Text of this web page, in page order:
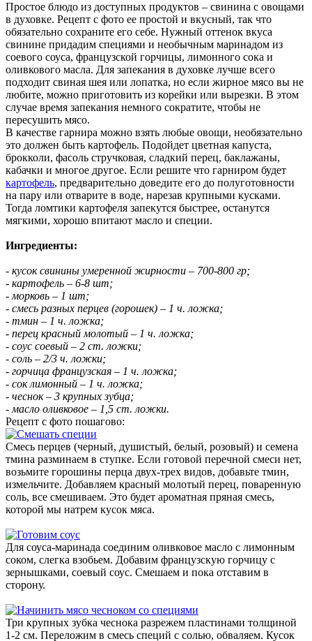
Простое блюдо из доступных продуктов – свинина с овощами
в духовке. Рецепт с фото ее простой и вкусный, так что
обязательно сохраните его себе. Нужный оттенок вкуса
свинине придадим специями и необычным маринадом из
соевого соуса, французской горчицы, лимонного сока и
оливкового масла. Для запекания в духовке лучше всего
подходит свиная шея или лопатка, но если жирное мясо вы не
любите, можно приготовить из корейки или вырезки. В этом
случае время запекания немного сократите, чтобы не
пересушить мясо.
В качестве гарнира можно взять любые овощи, необязательно
это должен быть картофель. Подойдет цветная капуста,
брокколи, фасоль стручковая, сладкий перец, баклажаны,
кабачки и многое другое. Если решите что гарниром будет
картофель, предварительно доведите его до полуготовности
на пару или отварите в воде, нарезав крупными кусками.
Тогда ломтики картофеля запекутся быстрее, останутся
мягкими, хорошо впитают масло и специи.
Ингредиенты:
- кусок свинины умеренной жирности – 700-800 гр;
- картофель – 6-8 шт;
- морковь – 1 шт;
- смесь разных перцев (горошек) – 1 ч. ложка;
- тмин – 1 ч. ложка;
- перец красный молотый – 1 ч. ложка;
- соус соевый – 2 ст. ложки;
- соль – 2/3 ч. ложки;
- горчица французская – 1 ч. ложка;
- сок лимонный – 1 ч. ложка;
- чеснок – 3 крупных зубца;
- масло оливковое – 1,5 ст. ложки.
Рецепт с фото пошагово:
Смесь перцев (черный, душистый, белый, розовый) и семена
тмина разминаем в ступке. Если готовой перечной смеси нет,
возьмите горошины перца двух-трех видов, добавьте тмин,
измельчите. Добавляем красный молотый перец, поваренную
соль, все смешиваем. Это будет ароматная пряная смесь,
которой мы натрем кусок мяса.
Для соуса-маринада соединим оливковое масло с лимонным
соком, слегка взобьем. Добавим французскую горчицу с
зернышками, соевый соус. Смешаем и пока отставим в
сторону.
Три крупных зубка чеснока разрежем пластинами толщиной
1-2 см. Переложим в смесь специй с солью, обваляем. Кусок